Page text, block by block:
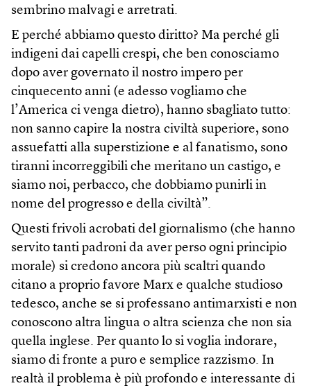
sembrino malvagi e arretrati.
E perché abbiamo questo diritto? Ma perché gli
indigeni dai capelli crespi, che ben conosciamo
dopo aver governato il nostro impero per
cinquecento anni (e adesso vogliamo che
l’America ci venga dietro), hanno sbagliato tutto:
non sanno capire la nostra civiltà superiore, sono
assuefatti alla superstizione e al fanatismo, sono
tiranni incorreggibili che meritano un castigo, e
siamo noi, perbacco, che dobbiamo punirli in
nome del progresso e della civiltà”.
Questi frivoli acrobati del giornalismo (che hanno
servito tanti padroni da aver perso ogni principio
morale) si credono ancora più scaltri quando
citano a proprio favore Marx e qualche studioso
tedesco, anche se si professano antimarxisti e non
conoscono altra lingua o altra scienza che non sia
quella inglese. Per quanto lo si voglia indorare,
siamo di fronte a puro e semplice razzismo. In
realtà il problema è più profondo e interessante di